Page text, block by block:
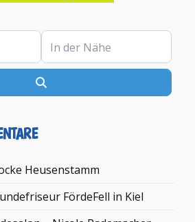
In der Nähe
Heusenstamm
FördeFell in Kiel